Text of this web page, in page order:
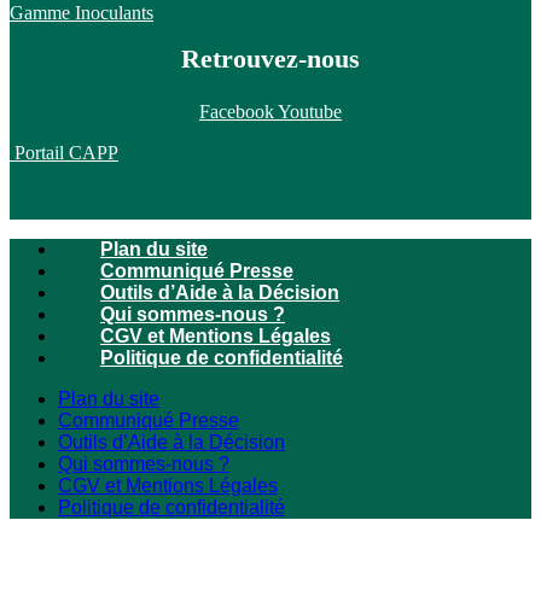
Gamme Inoculants
Retrouvez-nous
FacebookYoutube
Portail CAPP
Plan du site
Communiqué Presse
Outils d’Aide à la Décision
Qui sommes-nous ?
CGV et Mentions Légales
Politique de confidentialité
Plan du site
Communiqué Presse
Outils d’Aide à la Décision
Qui sommes-nous ?
CGV et Mentions Légales
Politique de confidentialité